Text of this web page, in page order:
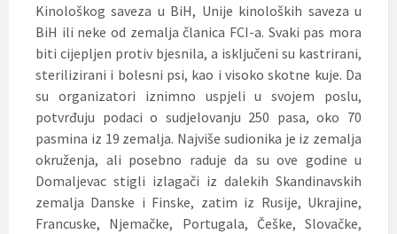
Kinološkog saveza u BiH, Unije kinoloških saveza u
BiH ili neke od zemalja članica FCI-a. Svaki pas mora
biti cijepljen protiv bjesnila, a isključeni su kastrirani,
sterilizirani i bolesni psi, kao i visoko skotne kuje. Da
su organizatori iznimno uspjeli u svojem poslu,
potvrđuju podaci o sudjelovanju 250 pasa, oko 70
pasmina iz 19 zemalja. Najviše sudionika je iz zemalja
okruženja, ali posebno raduje da su ove godine u
Domaljevac stigli izlagači iz dalekih Skandinavskih
zemalja Danske i Finske, zatim iz Rusije, Ukrajine,
Francuske, Njemačke, Portugala, Češke, Slovačke,